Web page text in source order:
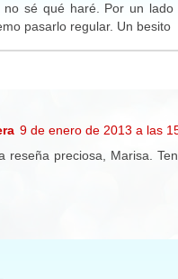
no sé qué haré. Por un lado
pasarlo regular. Un besito
9 de enero de 2013 a las
reseña preciosa, Marisa.